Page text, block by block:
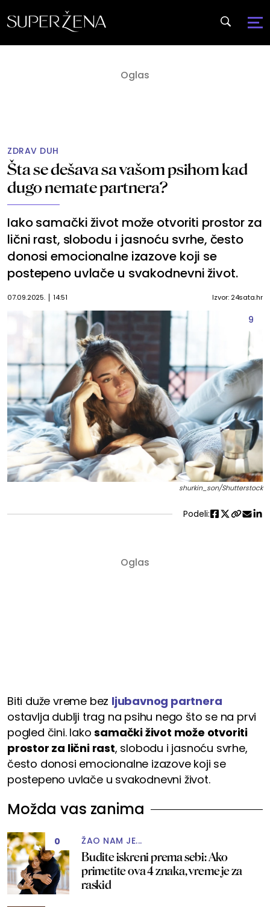
ZDRAV DUH
Šta se dešava sa vašom psihom kad
dugo nemate partnera?
Iako samački život može otvoriti prostor za
lični rast, slobodu i jasnoću svrhe, često
donosi emocionalne izazove koji se
postepeno uvlače u svakodnevni život.
07.09.2025. 14:51 Izvor: 24sata.hr
9
shurkin_son/Shutterstock
Podeli:
Biti duže vreme bez ljubavnog partnera
ostavlja dublji trag na psihu nego što se na prvi
pogled čini. Iakosamački život može otvoriti
prostor za lični rast, slobodu i jasnoću svrhe,
često donosi emocionalne izazove koji se
postepeno uvlače u svakodnevni život.
Možda vas zanima
0 ŽAO NAM JE...
Budite iskreni prema sebi: Ako
primetite ova 4 znaka, vreme je za
raskid